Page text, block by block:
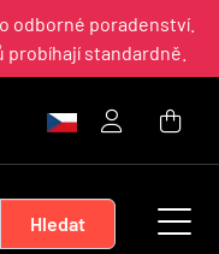
odborné poradenství.
standardně.